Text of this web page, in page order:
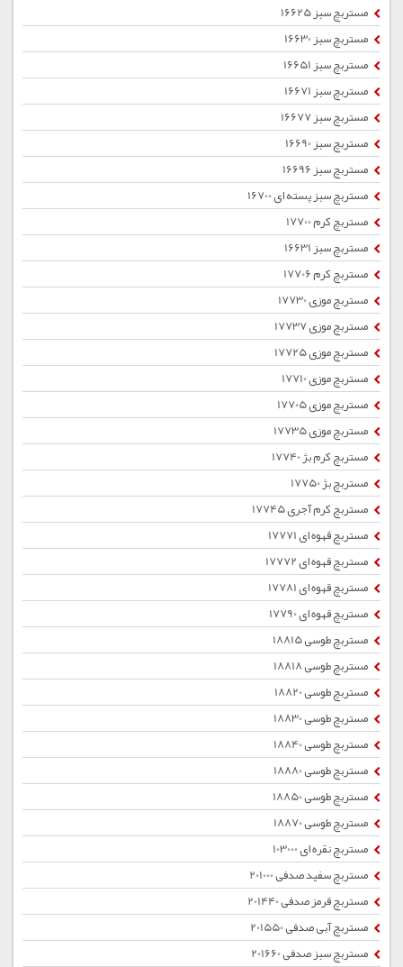
مستربچ سبز 16625
مستربچ سبز 16630
مستربچ سبز 16651
مستربچ سبز 16671
مستربچ سبز 16677
مستربچ سبز 16690
مستربچ سبز 16696
مستربچ سبز پسته ای 16700
مستربچ کرم 17700
مستربچ سبز 16631
مستربچ کرم 17706
مستربچ موزی 17730
مستربچ موزی 17737
مستربچ موزی 17725
مستربچ موزی 17710
مستربچ موزی 17705
مستربچ موزی 17735
مستربچ کرم بژ 17740
مستربچ بژ 17750
مستربچ کرم آجری 17745
مستربچ قهوه ای 17771
مستربچ قهوه ای 17772
مستربچ قهوه ای 17781
مستربچ قهوه ای 17790
مستربچ طوسی 18815
مستربچ طوسی 18818
مستربچ طوسی 18820
مستربچ طوسی 18830
مستربچ طوسی 18840
مستربچ طوسی 18880
مستربچ طوسی 18850
مستربچ طوسی 18870
مستربچ نقره ای 103000
مستربچ سفید صدفی 201000
مستربچ قرمز صدفی 201440
مستربچ آبی صدفی 201550
مستربچ سبز صدفی 201660